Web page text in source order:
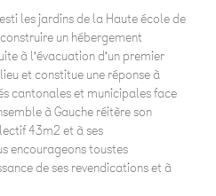
les jardins de la Haute école de
un hébergement
à l’évacuation d’un premier
et constitue une réponse à
cantonales et municipales face
à Gauche réitère son
43m2 et à ses
encourageons toustes
de ses revendications et à